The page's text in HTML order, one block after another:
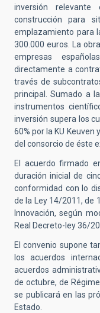
inversión
construcción para
emplazamiento para
300.000 euros. La
empresas
directamente a
través de
principal. Sumado a
instrumentos
inversión supera los
60% por la KU
del consorcio de éste
El acuerdo firmado
duración inicial de
conformidad con lo
de la Ley 14/2011, de
Innovación, según
Real Decreto-ley 36/
El convenio supone
los acuerdos
acuerdos
de octubre, de
se publicará en las
Estado.